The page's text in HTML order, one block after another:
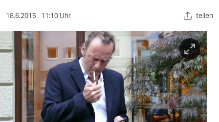
sport
berlin
nord
wahrheit
verlag
18.6.2015 11:10 Uhr teilen